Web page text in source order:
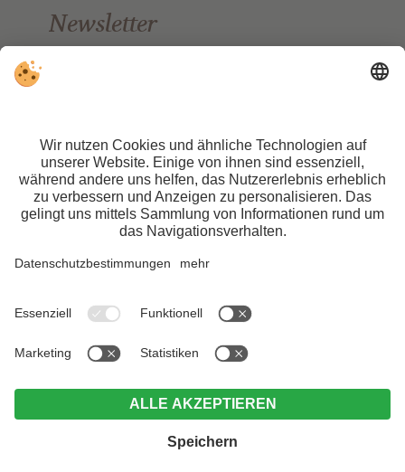
Newsletter
Bleiben Sie auf dem Laufenden.
TONZHAUS, Hotel & Pizzeria
Familie Götsch
Unser Frau 27
39020 Schnalstal
Südtirol
Tel.+39 0473 66 96 88
info@tonzhaus.com
,Individuelle Cookie-Einstellungen